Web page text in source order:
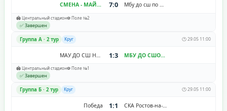
СМЕНА - МАЙСТРЕНКО 7:0 Мбу до сш по футболу г. Ставрополя
🏟️ Центральный стадион⚽ Поле №2
✅ Завершен
Группа A · 2 тур Круг 🕐 29.05 11:00
1:3 МБУ ДО СШОР №11 "Зенит-Волгоград"
🏟️ Центральный стадион⚽ Поле №1
✅ Завершен
Группа Б · 2 тур Круг 🕐 29.05 11:00
Победа 1:1